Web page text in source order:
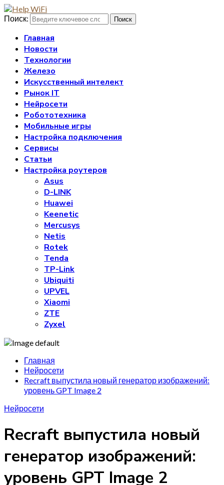
Поиск: Поиск
Главная
Новости
Технологии
Железо
Искусственный интелект
Рынок IT
Нейросети
Робототехника
Мобильные игры
Настройка подключения
Сервисы
Статьи
Настройка роутеров
Asus
D-LINK
Huawei
Keenetic
Mercusys
Netis
Rotek
Tenda
TP-Link
Ubiquiti
UPVEL
Xiaomi
ZTE
Zyxel
Главная
Нейросети
Recraft выпустила новый генератор изображений:
уровень GPT Image 2
Нейросети
Recraft выпустила новый
генератор изображений:
уровень GPT Image 2